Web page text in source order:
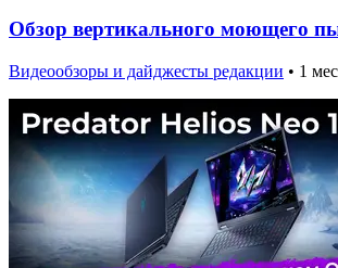
Обзор вертикального моющего
Видеообзоры и дайджесты редакции • 1